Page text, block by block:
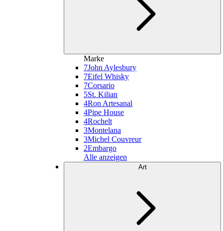
Marke
7John Aylesbury
7Eifel Whisky
7Corsario
5St. Kilian
4Ron Artesanal
4Pipe House
4Rochelt
3Montelana
3Michel Couvreur
2Embargo
Alle anzeigen
Art